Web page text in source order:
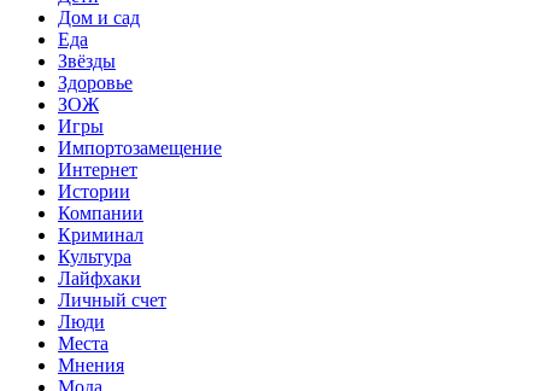
Дом и сад
Еда
Звёзды
Здоровье
ЗОЖ
Игры
Импортозамещение
Интернет
Истории
Компании
Криминал
Культура
Лайфхаки
Личный счет
Люди
Места
Мнения
Мода